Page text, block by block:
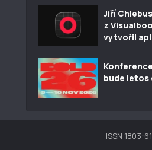
Jiří Chlebus
z
vytvořil
bude letos
ISSN 1803-